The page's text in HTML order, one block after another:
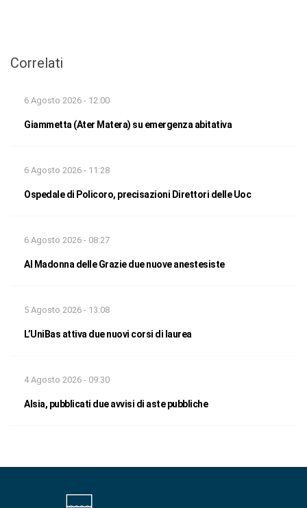
Correlati
6 Agosto 2026 - 12:00
Giammetta (Ater Matera) su emergenza abitativa
6 Agosto 2026 - 11:28
Ospedale di Policoro, precisazioni Direttori delle Uoc
6 Agosto 2026 - 08:27
Al Madonna delle Grazie due nuove anestesiste
5 Agosto 2026 - 13:08
L’UniBas attiva due nuovi corsi di laurea
4 Agosto 2026 - 09:30
Alsia, pubblicati due avvisi di aste pubbliche